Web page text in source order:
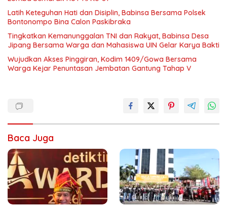
Latih Keteguhan Hati dan Disiplin, Babinsa Bersama Polsek
Bontonompo Bina Calon Paskibraka
Tingkatkan Kemanunggalan TNI dan Rakyat, Babinsa Desa
Jipang Bersama Warga dan Mahasiswa UIN Gelar Karya Bakti
Wujudkan Akses Pinggiran, Kodim 1409/Gowa Bersama
Warga Kejar Penuntasan Jembatan Gantung Tahap V
Baca Juga